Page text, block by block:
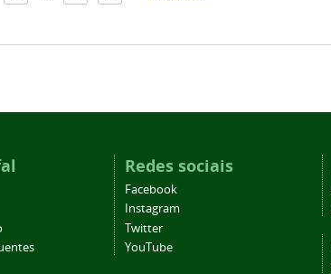
Redes sociais
Facebook
Instagram
Twitter
YouTube